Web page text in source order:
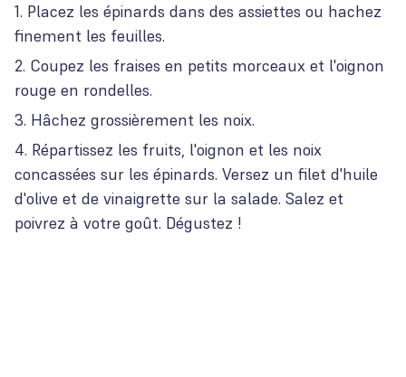
Placez les épinards dans des assiettes ou hachez
finement les feuilles.
Coupez les fraises en petits morceaux et l'oignon
rouge en rondelles.
Hâchez grossièrement les noix.
Répartissez les fruits, l'oignon et les noix
concassées sur les épinards. Versez un filet d'huile
d'olive et de vinaigrette sur la salade. Salez et
poivrez à votre goût. Dégustez !